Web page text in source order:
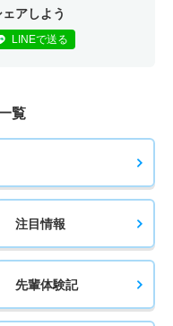
アしよう
LINEで送る
覧
注目情報
先輩体験記